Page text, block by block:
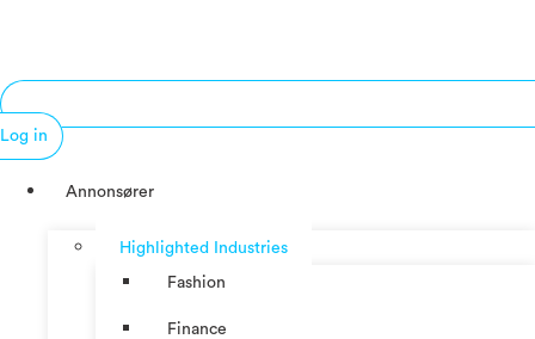
Log in
Annonsører
Highlighted Industries
Fashion
Finance